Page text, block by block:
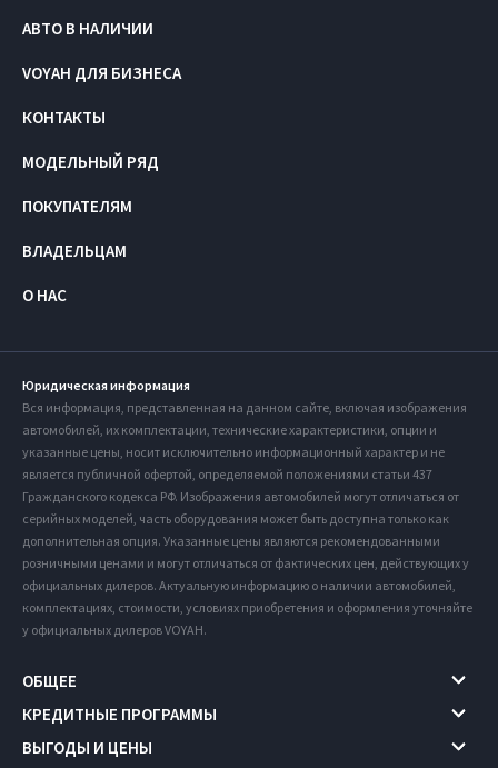
АВТО В НАЛИЧИИ
VOYAH ДЛЯ БИЗНЕСА
КОНТАКТЫ
МОДЕЛЬНЫЙ РЯД
ПОКУПАТЕЛЯМ
ВЛАДЕЛЬЦАМ
О НАС
Юридическая информация
Вся информация, представленная на данном сайте, включая изображения
автомобилей, их комплектации, технические характеристики, опции и
указанные цены, носит исключительно информационный характер и не
является публичной офертой, определяемой положениями статьи 437
Гражданского кодекса РФ. Изображения автомобилей могут отличаться от
серийных моделей, часть оборудования может быть доступна только как
дополнительная опция. Указанные цены являются рекомендованными
розничными ценами и могут отличаться от фактических цен, действующих у
официальных дилеров. Актуальную информацию о наличии автомобилей,
комплектациях, стоимости, условиях приобретения и оформления уточняйте
у официальных дилеров VOYAH.
ОБЩЕЕ
КРЕДИТНЫЕ ПРОГРАММЫ
ВЫГОДЫ И ЦЕНЫ